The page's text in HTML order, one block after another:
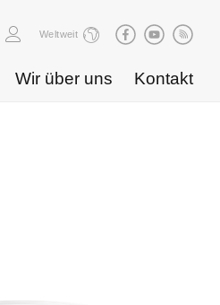
Weltweit
Wir über uns Kontakt